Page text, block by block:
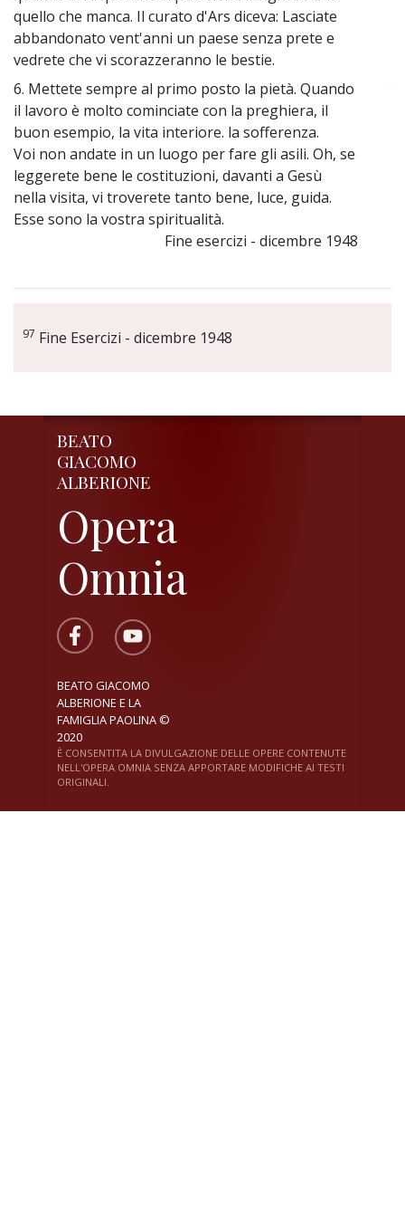
quello che manca. Il curato d'Ars diceva: Lasciate
abbandonato vent'anni un paese senza prete e
vedrete che vi scorazzeranno le bestie.
6. Mettete sempre al primo posto la pietà. Quando
il lavoro è molto cominciate con la preghiera, il
buon esempio, la vita interiore. la sofferenza.
Voi non andate in un luogo per fare gli asili. Oh, se
leggerete bene le costituzioni, davanti a Gesù
nella visita, vi troverete tanto bene, luce, guida.
Esse sono la vostra spiritualità.
Fine esercizi - dicembre 1948
97 Fine Esercizi - dicembre 1948
BEATO
GIACOMO
ALBERIONE
Opera
Omnia
BEATO GIACOMO
ALBERIONE E LA
FAMIGLIA PAOLINA ©
2020
È CONSENTITA LA DIVULGAZIONE DELLE OPERE CONTENUTE
NELL'OPERA OMNIA SENZA APPORTARE MODIFICHE AI TESTI
ORIGINALI.